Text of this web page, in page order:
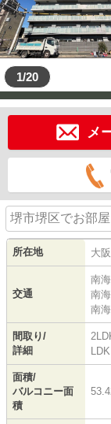
1/20
メ
堺市堺区でお部
所在地 大
交通
南
南
南
間取り/
詳細
面積/
バルコニー面
積